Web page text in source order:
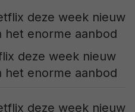
deze week nieuw
het enorme aanbod